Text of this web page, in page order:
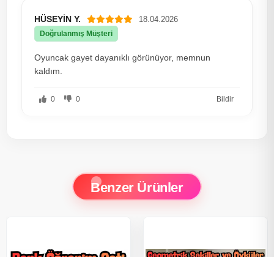
HÜSEYİN Y. 18.04.2026
Doğrulanmış Müşteri
Oyuncak gayet dayanıklı görünüyor, memnun
kaldım.
0 0 Bildir
Benzer Ürünler